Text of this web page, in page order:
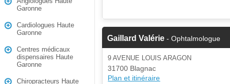
Garonne
Cardiologues Haute
Garonne
Centres médicaux
dispensaires Haute
Garonne
Chiropracteurs Haute
Gaillard Valérie - Ophtalmologue
9 AVENUE LOUIS ARAGON
31700 Blagnac
Plan et itinéraire